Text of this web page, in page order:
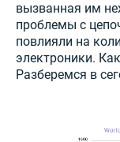
вызванная им
проблемы с
повлияли на
электроники.
Разберемся в